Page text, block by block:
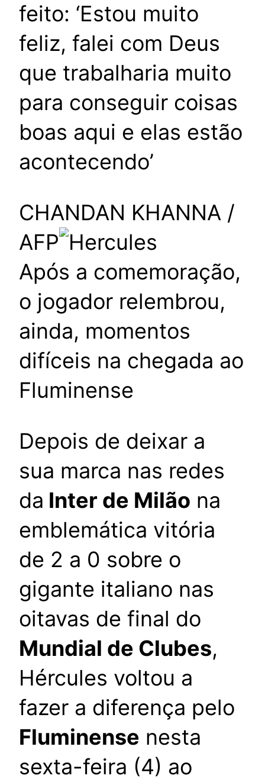
feito: ‘Estou muito
feliz, falei com Deus
que trabalharia muito
para conseguir coisas
boas aqui e elas estão
acontecendo’
CHANDAN KHANNA /
AFP
Após a comemoração,
o jogador relembrou,
ainda, momentos
difíceis na chegada ao
Fluminense
Depois de deixar a
sua marca nas redes
da Inter de Milão na
emblemática vitória
de 2 a 0 sobre o
gigante italiano nas
oitavas de final do
Mundial de Clubes,
Hércules voltou a
fazer a diferença pelo
Fluminense nesta
sexta-feira (4) ao